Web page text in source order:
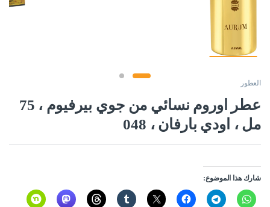
العطور
عطر اوروم نسائي من جوي بيرفيوم ، 75
مل ، اودي بارفان ، 048
شارك هذا الموضوع: